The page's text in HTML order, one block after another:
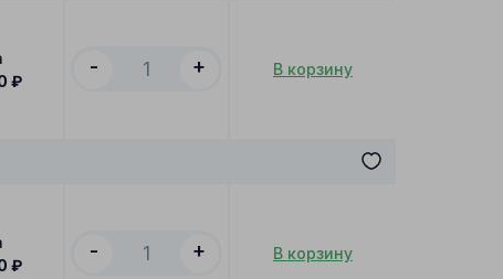
₽
- + В корзину
₽
- + В корзину